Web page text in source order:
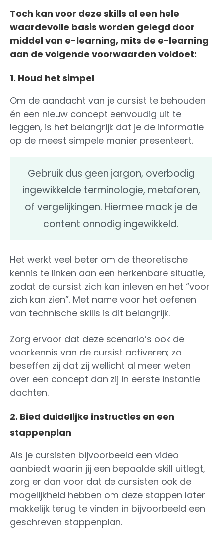
Toch kan voor deze skills al een hele
waardevolle basis worden gelegd door
middel van e-learning, mits de e-learning
aan de volgende voorwaarden voldoet:
1. Houd het simpel
Om de aandacht van je cursist te behouden
én een nieuw concept eenvoudig uit te
leggen, is het belangrijk dat je de informatie
op de meest simpele manier presenteert.
Gebruik dus geen jargon, overbodig
ingewikkelde terminologie, metaforen,
of vergelijkingen. Hiermee maak je de
content onnodig ingewikkeld.
Het werkt veel beter om de theoretische
kennis te linken aan een herkenbare situatie,
zodat de cursist zich kan inleven en het “voor
zich kan zien”. Met name voor het oefenen
van technische skills is dit belangrijk.
Zorg ervoor dat deze scenario’s ook de
voorkennis van de cursist activeren; zo
beseffen zij dat zij wellicht al meer weten
over een concept dan zij in eerste instantie
dachten.
2. Bied duidelijke instructies en een
stappenplan
Als je cursisten bijvoorbeeld een video
aanbiedt waarin jij een bepaalde skill uitlegt,
zorg er dan voor dat de cursisten ook de
mogelijkheid hebben om deze stappen later
makkelijk terug te vinden in bijvoorbeeld een
geschreven stappenplan.